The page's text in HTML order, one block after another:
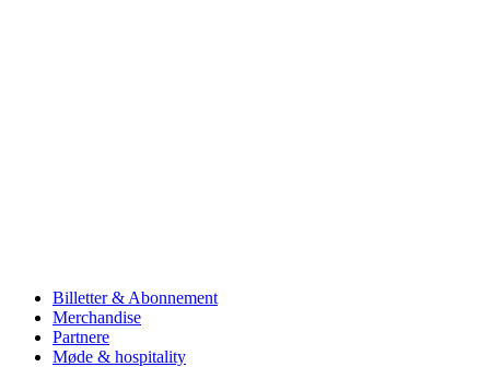
Billetter & Abonnement
Merchandise
Partnere
Møde & hospitality